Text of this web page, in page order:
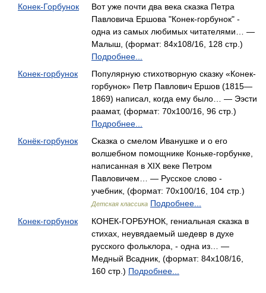
Конек-Горбунок
Вот уже почти два века сказка Петра
Павловича Ершова "Конек-горбунок" -
одна из самых любимых читателями… —
Малыш, (формат: 84x108/16, 128 стр.)
Подробнее...
Конек-горбунок
Популярную стихотворную сказку «Конек-
горбунок» Петр Павлович Ершов (1815—
1869) написал, когда ему было… — Ээсти
раамат, (формат: 70x100/16, 96 стр.)
Подробнее...
Конёк-горбунок
Сказка о смелом Иванушке и о его
волшебном помощнике Коньке-горбунке,
написанная в XIX веке Петром
Павловичем… — Русское слово -
учебник, (формат: 70x100/16, 104 стр.)
Детская классика Подробнее...
Конек-горбунок
КОНЕК-ГОРБУНОК, гениальная сказка в
стихах, неувядаемый шедевр в духе
русского фольклора, - одна из… —
Медный Всадник, (формат: 84x108/16,
160 стр.) Подробнее...